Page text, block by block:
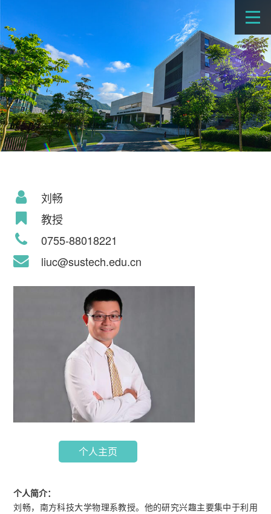
刘畅
教授
0755-88018221
liuc@sustech.edu.cn
个人主页
个人简介：
刘畅，南方科技大学物理系教授。他的研究兴趣主要集中于利用